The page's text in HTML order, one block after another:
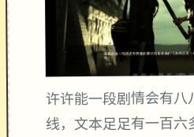
许许能一段剧情会有八
线，文本足足有一百六